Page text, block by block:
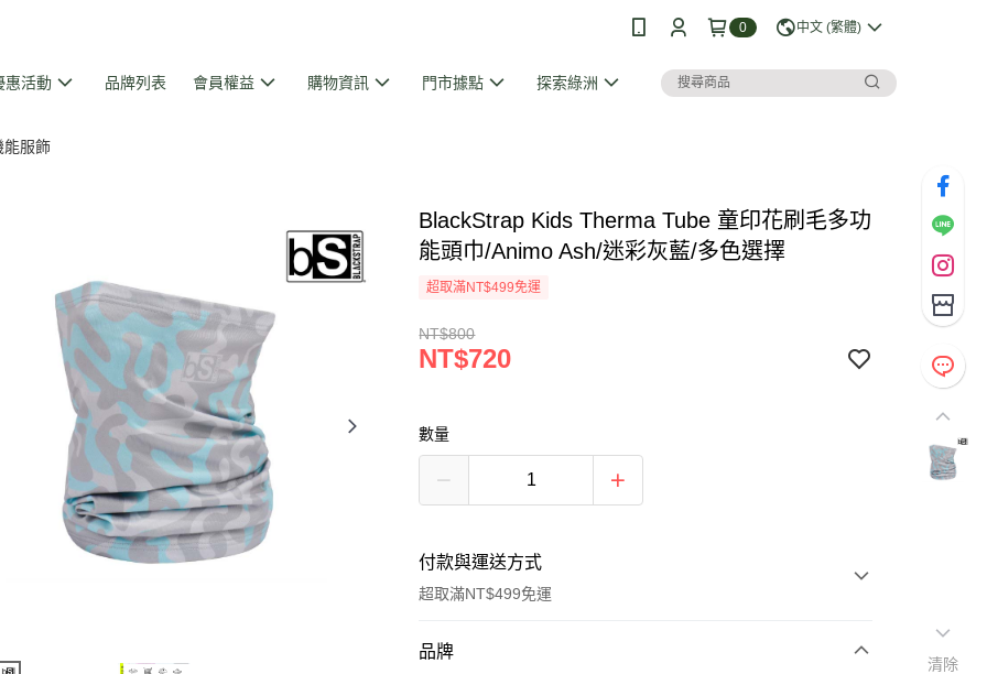
0 中文 (繁體)
惠活動 品牌列表 會員權益 購物資訊 門市據點 探索綠洲
能服飾
BlackStrap Kids Therma Tube 童印花刷毛多功
能頭巾/Animo Ash/迷彩灰藍/多色選擇
超取滿NT$499免運
NT$800
NT$720
數量
付款與運送方式
超取滿NT$499免運
付款方式
品牌
清除